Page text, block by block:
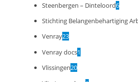
Steenbergen – Dinteloord6
Stichting Belangenbehartiging
Venray23
Venray docs1
Vlissingen20